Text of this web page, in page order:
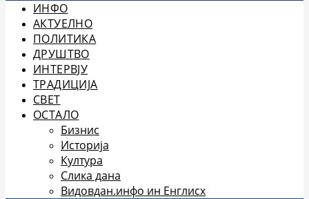
ИНФО
АКТУЕЛНО
ПОЛИТИКА
ДРУШТВО
ИНТЕРВЈУ
ТРАДИЦИЈА
СВЕТ
ОСТАЛО
Бизнис
Историја
Култура
Слика дана
Видовдан.инфо ин Енглисх